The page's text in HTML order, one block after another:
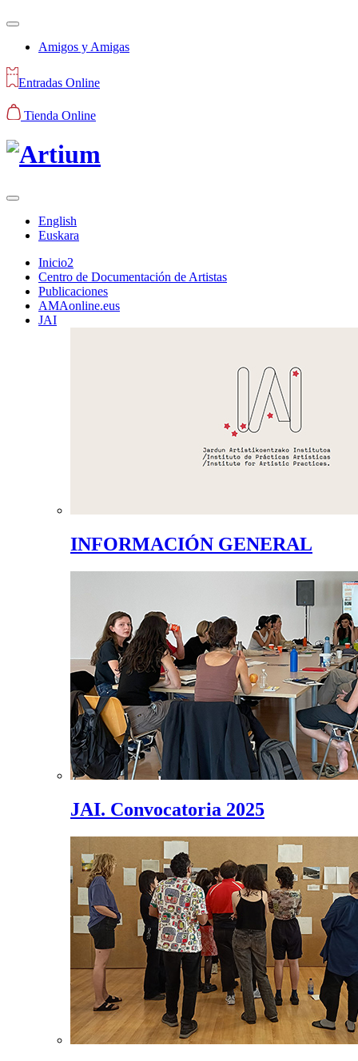
Amigos y Amigas
Entradas Online
Tienda Online
English
Euskara
Inicio2
Centro de Documentación de Artistas
Publicaciones
AMAonline.eus
JAI
INFORMACIÓN GENERAL
JAI. Convocatoria 2025